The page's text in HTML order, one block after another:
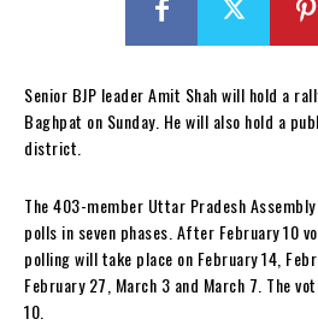
Senior BJP leader Amit Shah will hold a
Baghpat on Sunday. He will also hold a
district.
The 403-member Uttar Pradesh
polls in seven phases. After February 10
polling will take place on February 14,
February 27, March 3 and March 7. The
10.